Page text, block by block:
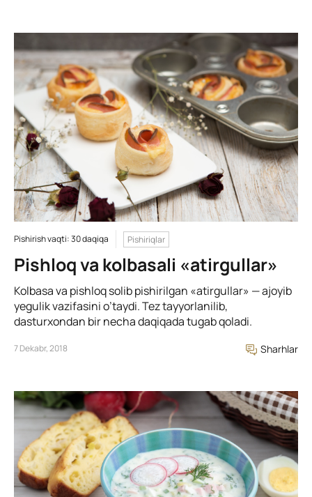
Pishirish vaqti: 30 daqiqa Pishiriqlar
Pishloq va kolbasali «atirgullar»
Kolbasa va pishloq solib pishirilgan «atirgullar» — ajoyib
yegulik vazifasini o’taydi. Tez tayyorlanilib,
dasturxondan bir necha daqiqada tugab qoladi.
7 Dekabr, 2018 Sharhlar